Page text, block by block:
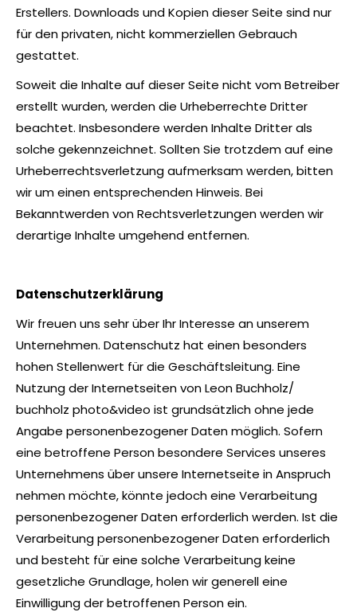
Erstellers. Downloads und Kopien dieser Seite sind nur
für den privaten, nicht kommerziellen Gebrauch
gestattet.
Soweit die Inhalte auf dieser Seite nicht vom Betreiber
erstellt wurden, werden die Urheberrechte Dritter
beachtet. Insbesondere werden Inhalte Dritter als
solche gekennzeichnet. Sollten Sie trotzdem auf eine
Urheberrechtsverletzung aufmerksam werden, bitten
wir um einen entsprechenden Hinweis. Bei
Bekanntwerden von Rechtsverletzungen werden wir
derartige Inhalte umgehend entfernen.
Datenschutzerklärung
Wir freuen uns sehr über Ihr Interesse an unserem
Unternehmen. Datenschutz hat einen besonders
hohen Stellenwert für die Geschäftsleitung. Eine
Nutzung der Internetseiten von Leon Buchholz/
buchholz photo&video ist grundsätzlich ohne jede
Angabe personenbezogener Daten möglich. Sofern
eine betroffene Person besondere Services unseres
Unternehmens über unsere Internetseite in Anspruch
nehmen möchte, könnte jedoch eine Verarbeitung
personenbezogener Daten erforderlich werden. Ist die
Verarbeitung personenbezogener Daten erforderlich
und besteht für eine solche Verarbeitung keine
gesetzliche Grundlage, holen wir generell eine
Einwilligung der betroffenen Person ein.